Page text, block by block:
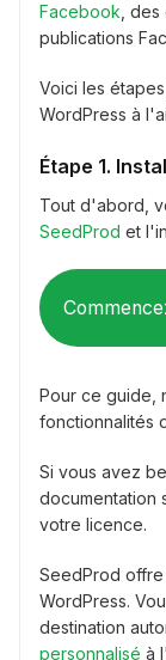
Facebook ,
publications
Voici les
WordPress à
Étape 1.
Tout d'abord,
SeedProd et
Pour ce guide,
fonctionnalités
Si vous avez
documentation
votre licence.
SeedProd
WordPress.
destination
personnalisé à